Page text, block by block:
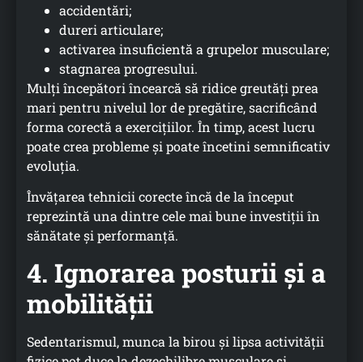
accidentări;
dureri articulare;
activarea insuficientă a grupelor musculare;
stagnarea progresului.
Mulți începători încearcă să ridice greutăți prea
mari pentru nivelul lor de pregătire, sacrificând
forma corectă a exercițiilor. În timp, acest lucru
poate crea probleme și poate încetini semnificativ
evoluția.
Învățarea tehnicii corecte încă de la început
reprezintă una dintre cele mai bune investiții în
sănătate și performanță.
4. Ignorarea posturii și a
mobilității
Sedentarismul, munca la birou și lipsa activității